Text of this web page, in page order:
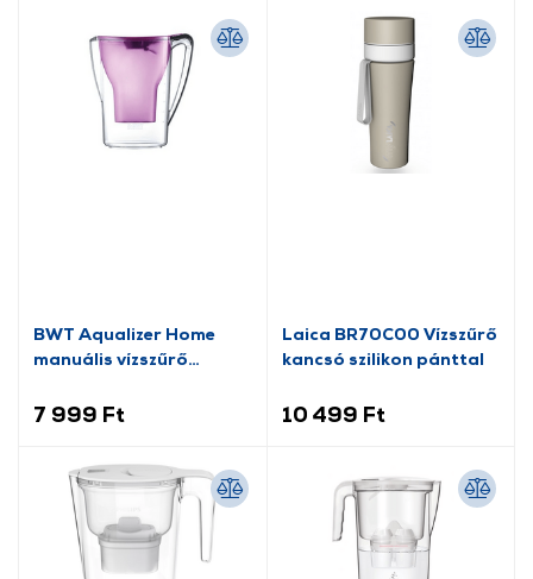
BWT Aqualizer Home
manuális vízszűrő
(125557843)
7 999 Ft
Laica BR70C00 Vízszűrő
kancsó szilikon pánttal
10 499 Ft